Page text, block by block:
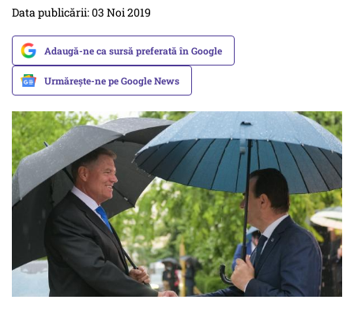
Data publicării: 03 Noi 2019
Adaugă-ne ca sursă preferată în Google
Urmărește-ne pe Google News